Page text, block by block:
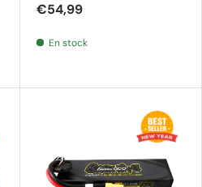
€54,99
En stock